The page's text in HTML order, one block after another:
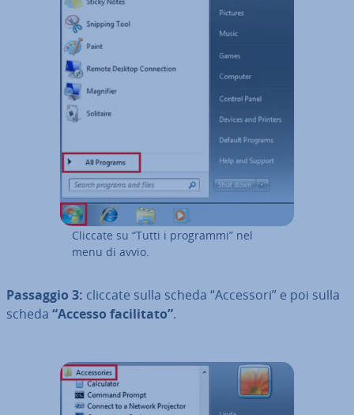
Cliccate su “Tutti i programmi” nel
menu di avvio.
Passaggio 3: cliccate sulla scheda “Accessori” e poi sulla
scheda “Accesso fa­ci­li­ta­to”.